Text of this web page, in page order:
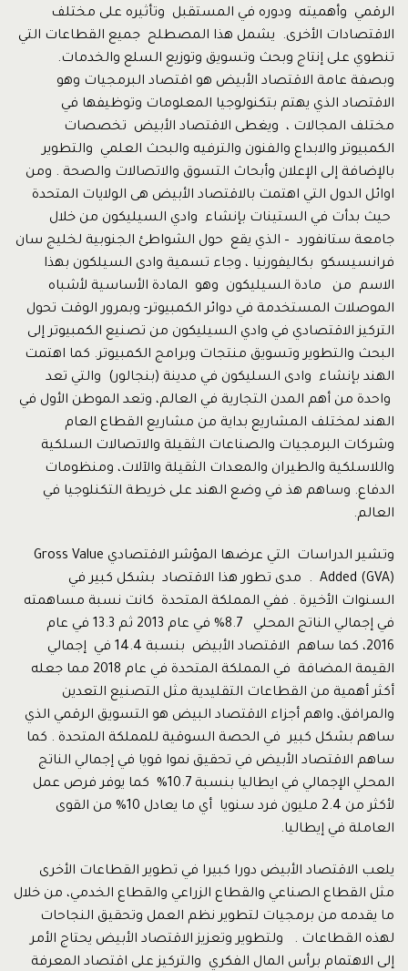
الرقمي وأهميته ودوره في المستقبل وتأثيره على مختلف
الاقتصادات الأخرى. يشمل هذا المصطلح جميع القطاعات التي
تنطوي على إنتاج وبحث وتسويق وتوزيع السلع والخدمات.
وبصفة عامة الاقتصاد الأبيض هو اقتصاد البرمجيات وهو
الاقتصاد الذي يهتم بتكنولوجيا المعلومات وتوظيفها في
مختلف المجالات ، ويغطى الاقتصاد الأبيض تخصصات
الكمبيوتر والابداع والفنون والترفيه والبحث العلمي والتطوير
بالإضافة إلى الإعلان وأبحاث التسوق والاتصالات والصحة . ومن
اوائل الدول التي اهتمت بالاقتصاد الأبيض هى الولايات المتحدة
حيث بدأت في الستينات بإنشاء وادي السيليكون من خلال
جامعة ستانفورد – الذي يقع حول الشواطئ الجنوبية لخليج سان
فرانسيسكو بكاليفورنيا ، وجاء تسمية وادى السيلكون بهذا
الاسم من مادة السيليكون وهو المادة الأساسية لأشباه
الموصلات المستخدمة في دوائر الكمبيوتر- وبمرور الوقت تحول
التركيز الاقتصادي في وادي السيليكون من تصنيع الكمبيوتر إلى
البحث والتطوير وتسويق منتجات وبرامج الكمبيوتر. كما اهتمت
الهند بإنشاء وادى السليكون في مدينة (بنجالور) والتي تعد
واحدة من أهم المدن التجارية في العالم، وتعد الموطن الأول في
الهند لمختلف المشاريع بداية من مشاريع القطاع العام
وشركات البرمجيات والصناعات الثقيلة والاتصالات السلكية
واللاسلكية والطيران والمعدات الثقيلة والآلات، ومنظومات
الدفاع. وساهم هذ في وضع الهند على خريطة التكنلوجيا في
العالم.
وتشير الدراسات التي عرضها المؤشر الاقتصادي Gross Value
Added (GVA) . مدى تطور هذا الاقتصاد بشكل كبير في
السنوات الأخيرة . ففي المملكة المتحدة كانت نسبة مساهمته
في إجمالي الناتج المحلي 8.7% في عام 2013 ثم 13.3 في عام
2016، كما ساهم الاقتصاد الأبيض بنسبة 14.4 في إجمالي
القيمة المضافة في المملكة المتحدة في عام 2018 مما جعله
أكثر أهمية من القطاعات التقليدية مثل التصنيع التعدين
والمرافق، واهم أجزاء الاقتصاد البيض هو التسويق الرقمي الذي
ساهم بشكل كبير في الحصة السوقية للمملكة المتحدة . كما
ساهم الاقتصاد الأبيض في تحقيق نموا قويا في إجمالي الناتج
المحلي الإجمالي في ايطاليا بنسبة 10.7% كما يوفر فرص عمل
لأكثر من 2.4 مليون فرد سنويا أي ما يعادل 10% من القوى
العاملة في إيطاليا.
يلعب الاقتصاد الأبيض دورا كبيرا في تطوير القطاعات الأخرى
مثل القطاع الصناعي والقطاع الزراعي والقطاع الخدمي، من خلال
ما يقدمه من برمجيات لتطوير نظم العمل وتحقيق النجاحات
لهذه القطاعات . ولتطوير وتعزيز الاقتصاد الأبيض يحتاج الأمر
إلى الاهتمام برأس المال الفكري والتركيز على اقتصاد المعرفة